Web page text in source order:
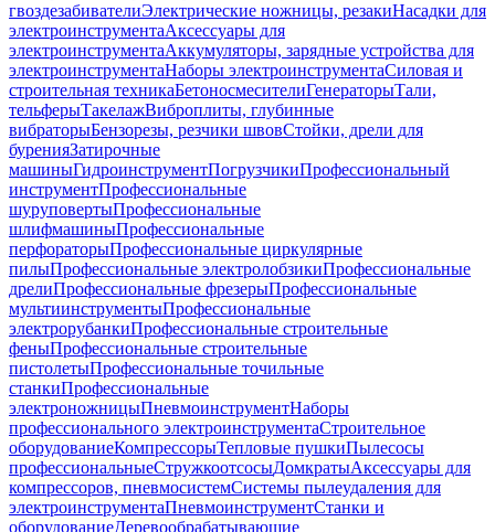
гвоздезабивателиЭлектрические ножницы, резакиНасадки для
электроинструментаАксессуары для
электроинструментаАккумуляторы, зарядные устройства для
электроинструментаНаборы электроинструментаСиловая и
строительная техникаБетоносмесителиГенераторыТали,
тельферыТакелажВиброплиты, глубинные
вибраторыБензорезы, резчики швовСтойки, дрели для
буренияЗатирочные
машиныГидроинструментПогрузчикиПрофессиональный
инструментПрофессиональные
шуруповертыПрофессиональные
шлифмашиныПрофессиональные
перфораторыПрофессиональные циркулярные
пилыПрофессиональные электролобзикиПрофессиональные
дрелиПрофессиональные фрезерыПрофессиональные
мультиинструментыПрофессиональные
электрорубанкиПрофессиональные строительные
феныПрофессиональные строительные
пистолетыПрофессиональные точильные
станкиПрофессиональные
электроножницыПневмоинструментНаборы
профессионального электроинструментаСтроительное
оборудованиеКомпрессорыТепловые пушкиПылесосы
профессиональныеСтружкоотсосыДомкратыАксессуары для
компрессоров, пневмосистемСистемы пылеудаления для
электроинструментаПневмоинструментСтанки и
оборудованиеДеревообрабатывающие